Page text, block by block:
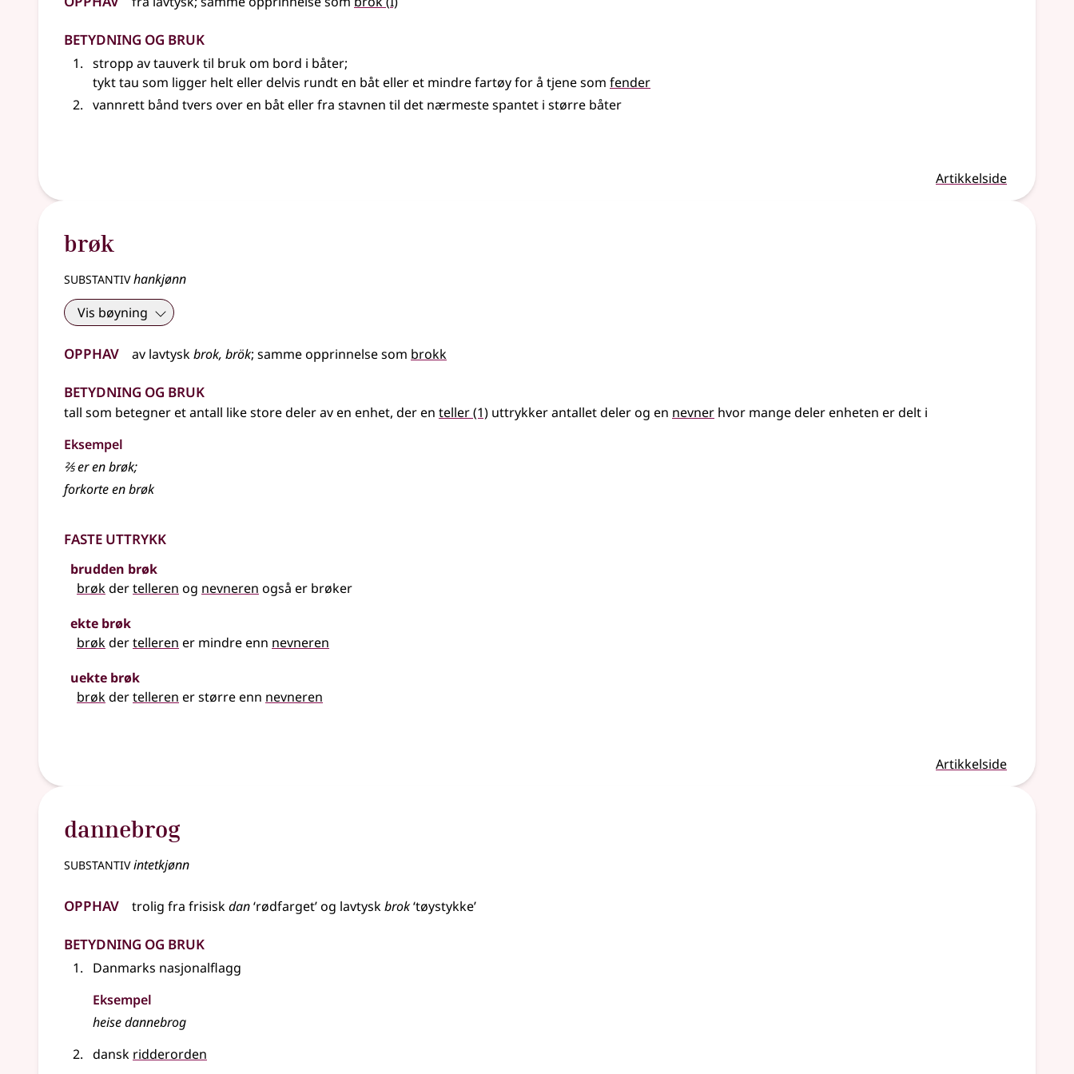
Betydning og bruk
stropp av tauverk til bruk om bord i båter;
tykt tau som ligger heltellerdelvis rundt en båtelleret mindre fartøy for å tjene som fender
vannrett bånd tvers over en båtellerfra stavnen til det nærmeste spantet i større båter
Artikkelside
brøk
substantivhankjønn
Vis bøyning
Opphav av lavtyskbrok, brök; samme opprinnelse som brokk
Betydning og bruk
tall som betegner et antall like store deler av en enhet, der en teller(1) uttrykker antallet deler og en nevner hvor mange deler enheten er delt i
Eksempel
⅖er enbrøk;
forkorte enbrøk
Faste uttrykk
brudden brøk
brøkdertelleren og nevneren også er brøker
ekte brøk
brøkdertelleren er mindre enn nevneren
uekte brøk
brøkdertelleren er større enn nevneren
Artikkelside
dannebrog
substantivintetkjønn
Opphav trolig fra frisiskdan‘rødfarget’ og lavtyskbrok‘tøystykke’
Betydning og bruk
Danmarks nasjonalflagg
Eksempel
heise dannebrog
dansk ridderorden